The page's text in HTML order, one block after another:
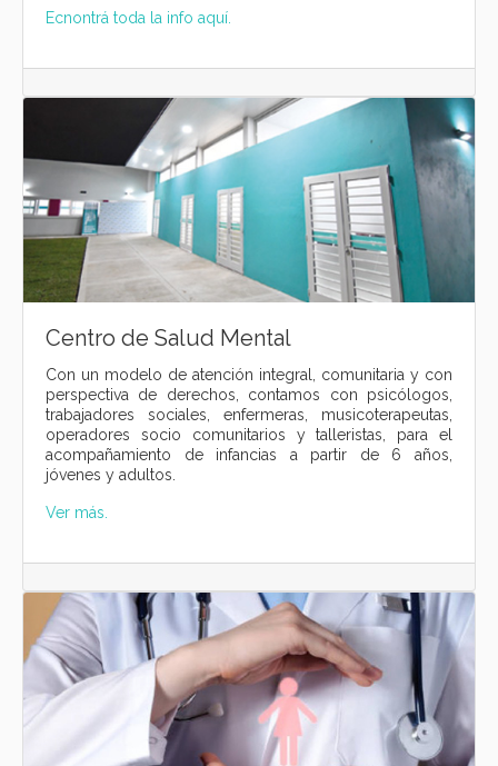
Ecnontrá toda la info aquí.
Centro de Salud Mental
Con un modelo de atención integral, comunitaria y con
perspectiva de derechos, contamos con psicólogos,
trabajadores sociales, enfermeras, musicoterapeutas,
operadores socio comunitarios y talleristas, para el
acompañamiento de infancias a partir de 6 años,
jóvenes y adultos.
Ver más.